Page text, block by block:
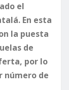
el
En esta
la puesta
de
por lo
número de